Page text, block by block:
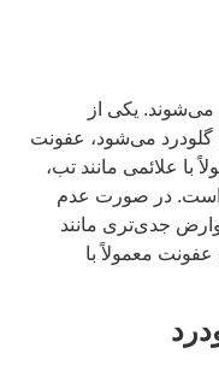
می‌شوند. یکی از
گلودرد می‌شود، عفونت
با علائمی مانند تب،
است. در صورت عدم
جدی‌تری مانند
عفونت معمولاً با